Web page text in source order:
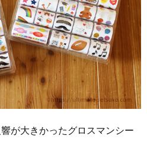
が大きかったグロスマンシー